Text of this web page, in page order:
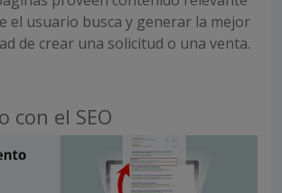
el usuario busca y generar la mejor
de crear una solicitud o una venta.
con el SEO